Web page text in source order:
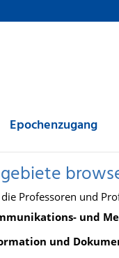
Epochenzugang
Professoren und
und
und